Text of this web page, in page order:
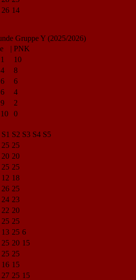
26 14
Gruppe Y (2025/2026)
| PNK
1
10
4
8
6
6
6
4
9
2
10 0
S1 S2 S3 S4 S5
25 25
20 20
25 25
12 18
26 25
24 23
22 20
25 25
13 25 6
25 20 15
25 25
16 15
27 25 15